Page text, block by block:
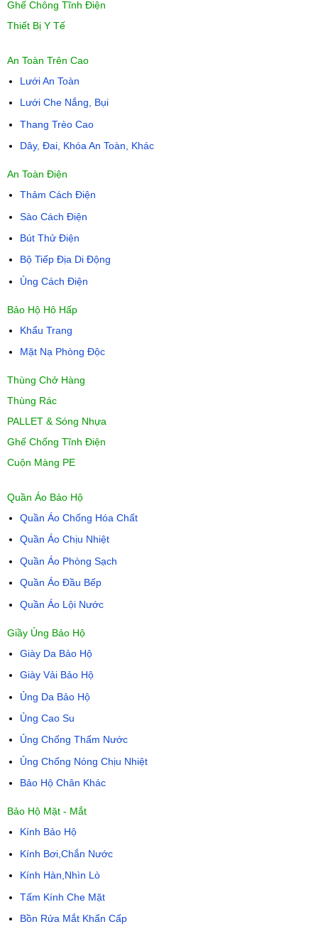
Ghế Chông Tĩnh Điện
Thiết Bị Y Tế
An Toàn Trên Cao
Lưới An Toàn
Lưới Che Nắng, Bụi
Thang Trèo Cao
Dây, Đai, Khóa An Toàn, Khác
An Toàn Điện
Thảm Cách Điện
Sào Cách Điện
Bút Thử Điện
Bộ Tiếp Địa Di Động
Ủng Cách Điện
Bảo Hộ Hô Hấp
Khẩu Trang
Mặt Nạ Phòng Độc
Thùng Chở Hàng
Thùng Rác
PALLET & Sóng Nhựa
Ghế Chống Tĩnh Điện
Cuộn Màng PE
Quần Áo Bảo Hộ
Quần Áo Chống Hóa Chất
Quần Áo Chịu Nhiệt
Quần Áo Phòng Sạch
Quần Áo Đầu Bếp
Quần Áo Lội Nước
Giầy Ủng Bảo Hộ
Giày Da Bảo Hộ
Giày Vải Bảo Hộ
Ủng Da Bảo Hộ
Ủng Cao Su
Ủng Chống Thấm Nước
Ủng Chống Nóng Chịu Nhiệt
Bảo Hộ Chân Khác
Bảo Hộ Mặt - Mắt
Kính Bảo Hộ
Kính Bơi,Chắn Nước
Kính Hàn,Nhìn Lò
Tấm Kính Che Mặt
Bồn Rửa Mắt Khẩn Cấp